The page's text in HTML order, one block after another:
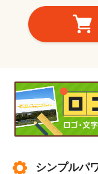
シンプルパ